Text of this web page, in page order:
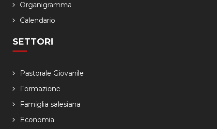
Organigramma
Calendario
SETTORI
Pastorale Giovanile
Formazione
Famiglia salesiana
Economia